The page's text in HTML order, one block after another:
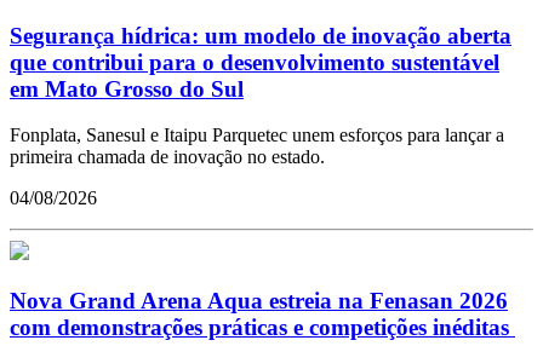
Segurança hídrica: um modelo de inovação aberta
que contribui para o desenvolvimento sustentável
em Mato Grosso do Sul
Fonplata, Sanesul e Itaipu Parquetec unem esforços para lançar a
primeira chamada de inovação no estado.
04/08/2026
Nova Grand Arena Aqua estreia na Fenasan 2026
com demonstrações práticas e competições inéditas